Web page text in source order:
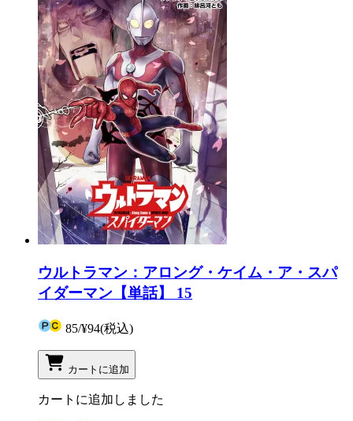
ウルトラマン：アロング・ケイム・ア・スパ
イダーマン【単話】 15
85/¥94(税込)
カートに追加
カートに追加しました